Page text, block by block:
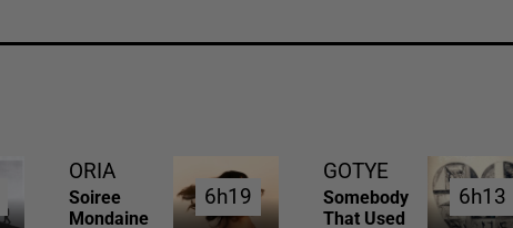
ORIA
Soiree
Mondaine
6h19
6h19
GOTYE
Somebody
That Used
6h13
6h13